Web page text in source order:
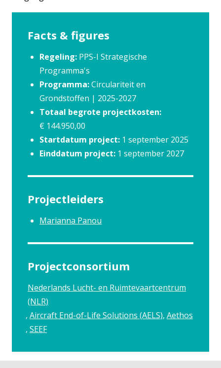
Facts & figures
Regeling: PPS-I Strategische
Programma's
Programma:Circulariteit en
Grondstoffen | 2025-2027
Totaal begrote projectkosten:
€ 144.950,00
Startdatum project: 1 september 2025
Einddatum project: 1 september 2027
Projectleiders
Marianna Panou
Projectconsortium
Nederlands Lucht- en Ruimtevaartcentrum
(NLR)
Aircraft End-of-Life Solutions (AELS) Aethos
SEEF